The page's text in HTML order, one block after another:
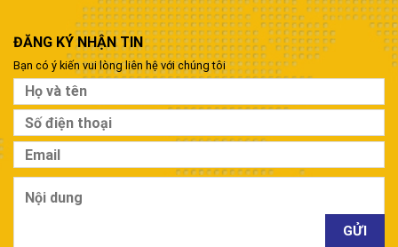
ĐĂNG KÝ NHẬN TIN
Bạn có ý kiến vui lòng liên hệ với chúng tôi